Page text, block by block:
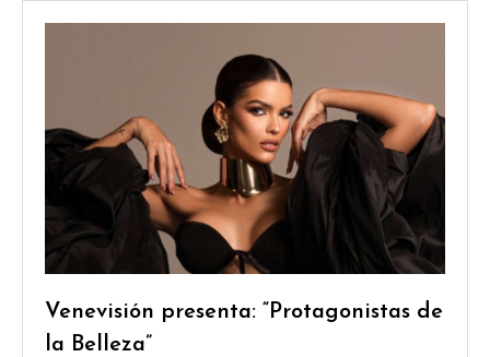
Venevisión presenta: “Protagonistas de
la Belleza”